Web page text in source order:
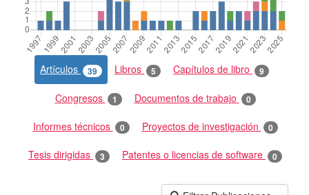
Artículos 39 Libros 5 Capítulos de libro 9
Congresos 1 Documentos de trabajo 0
Informes técnicos 0 Proyectos de investigación 0
Tesis dirigidas 3 Patentes o licencias de software 0